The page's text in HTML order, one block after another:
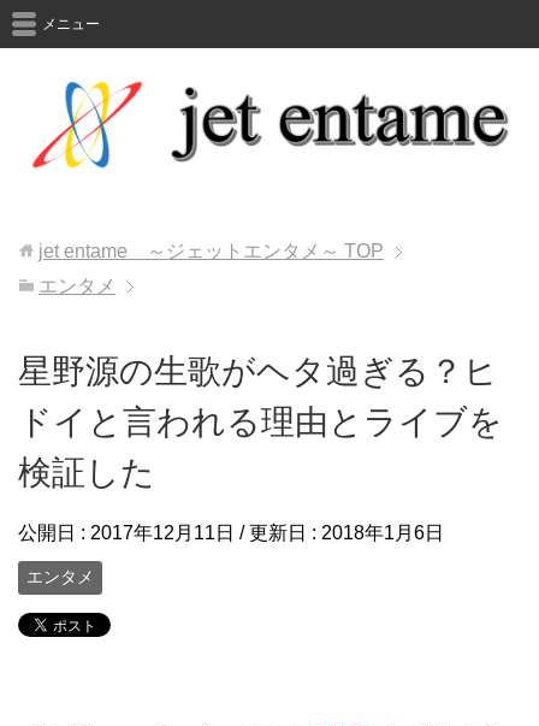
メニュー
jet entame ～ジェットエンタメ～ TOP
エンタメ
星野源の生歌がヘタ過ぎる？ヒ
ドイと言われる理由とライブを
検証した
公開日 : 2017年12月11日 / 更新日 : 2018年1月6日
エンタメ